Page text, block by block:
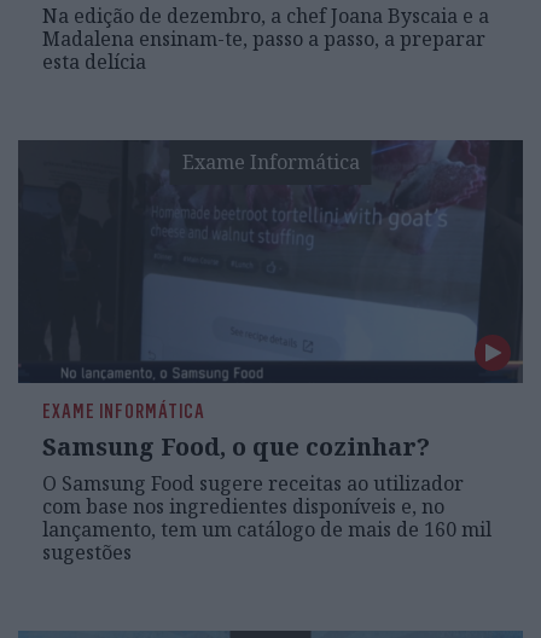
Na edição de dezembro, a chef Joana Byscaia e a
Madalena ensinam-te, passo a passo, a preparar
esta delícia
Exame Informática
EXAME INFORMÁTICA
Samsung Food, o que cozinhar?
O Samsung Food sugere receitas ao utilizador
com base nos ingredientes disponíveis e, no
lançamento, tem um catálogo de mais de 160 mil
sugestões